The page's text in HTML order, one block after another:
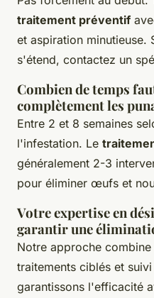
traitement préventif
et aspiration minutieuse.
s'étend, contactez un
Combien de temps
complètement les
Entre 2 et 8 semaines
l'infestation. Le
généralement 2-3
pour éliminer œufs et
Votre expertise en
garantir une
Notre approche combine
traitements ciblés et
garantissons l'efficacité